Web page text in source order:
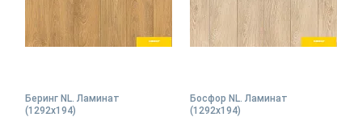
Беринг NL. Ламинат
(1292х194)
Босфор NL. Ламинат
(1292х194)